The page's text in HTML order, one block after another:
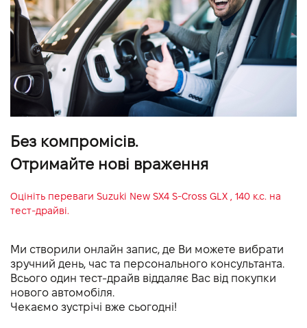
Без компромісів.
Отримайте нові враження
Оцініть переваги Suzuki New SX4 S-Cross GLX , 140 к.с. на
тест-драйві.
Ми створили онлайн запис, де Ви можете вибрати
зручний день, час та персонального консультанта.
Всього один тест-драйв віддаляє Вас від покупки
нового автомобіля.
Чекаємо зустрічі вже сьогодні!